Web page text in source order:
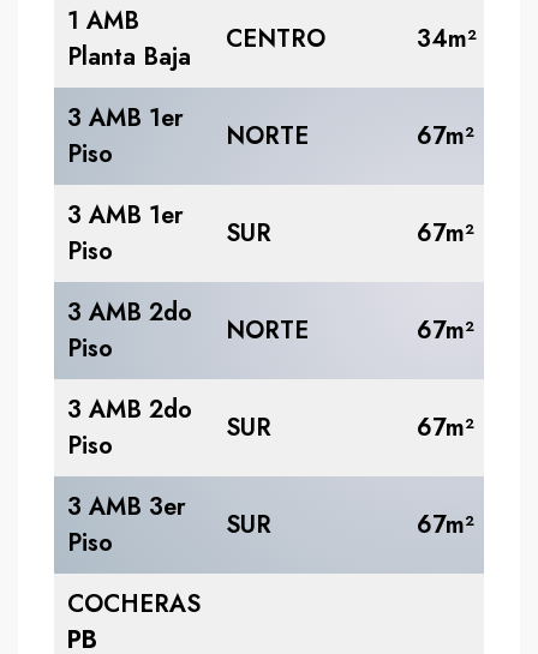
1 AMB
Planta Baja
CENTRO 34m²
3 AMB 1er
Piso
NORTE 67m²
3 AMB 1er
Piso
SUR 67m²
3 AMB 2do
Piso
NORTE 67m²
3 AMB 2do
Piso
SUR 67m²
3 AMB 3er
Piso
SUR 67m²
COCHERAS
PB